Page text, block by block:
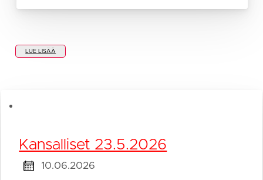
LUE LISÄÄ
Kansalliset 23.5.2026
10.06.2026